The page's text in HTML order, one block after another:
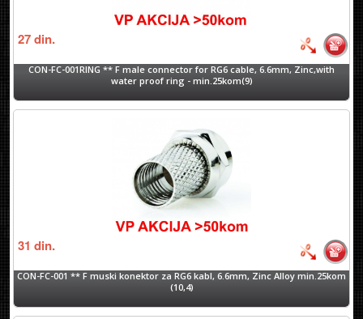
27din.
CON-FC-001RING ** F male connector for RG6 cable, 6.6mm, Zinc,with
water proof ring - min.25kom(9)
31din.
CON-FC-001 ** F muski konektor za RG6 kabl, 6.6mm, Zinc Alloy min.25kom
(10,4)